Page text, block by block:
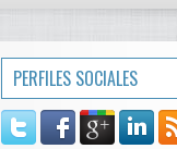
PERFILES SOCIALES